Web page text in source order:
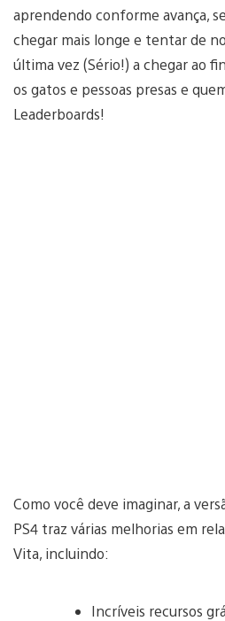
aprendendo conforme avança,
chegar mais longe e tentar de
última vez (Sério!) a chegar ao
os gatos e pessoas presas e
Leaderboards!
Como você deve imaginar, a
PS4 traz várias melhorias em
Vita, incluindo:
Incríveis recursos